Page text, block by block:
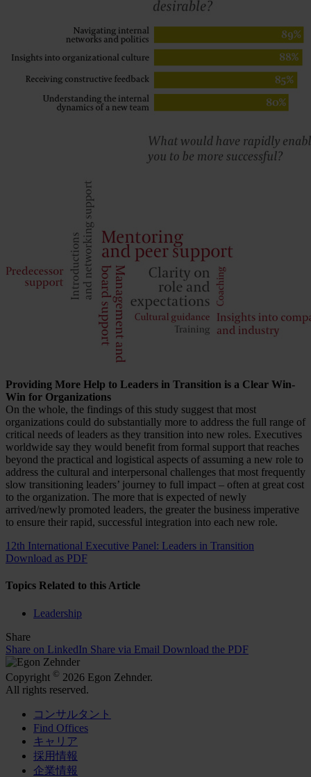
Providing More Help to Leaders in Transition is a Clear Win-
Win for Organizations
On the whole, the findings of this study suggest that most
organizations could do substantially more to address the full range of
critical needs of leaders as they transition into new roles. Executives
worldwide say they would benefit from formal support that reaches
beyond the practical and logistical aspects of assuming a new role to
address the cultural and interpersonal challenges that most frequently
slow transitioning leaders’ journey to full impact – often at great cost
to the organization. The more that is expected of newly
arrived/newly promoted leaders, the greater the business imperative
to ensure their rapid, successful integration into each new role.
12th International Executive Panel: Leaders in Transition
Download as PDF
Topics Related to this Article
Leadership
Share
Share on LinkedIn Share via Email Download the PDF
Copyright © 2026 Egon Zehnder.
All rights reserved.
コンサルタント
Find Offices
キャリア
採用情報
企業情報